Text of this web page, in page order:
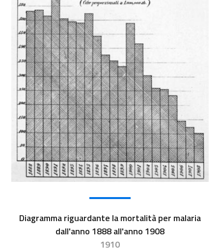
Diagramma riguardante la mortalità per malaria
dall'anno 1888 all'anno 1908
1910